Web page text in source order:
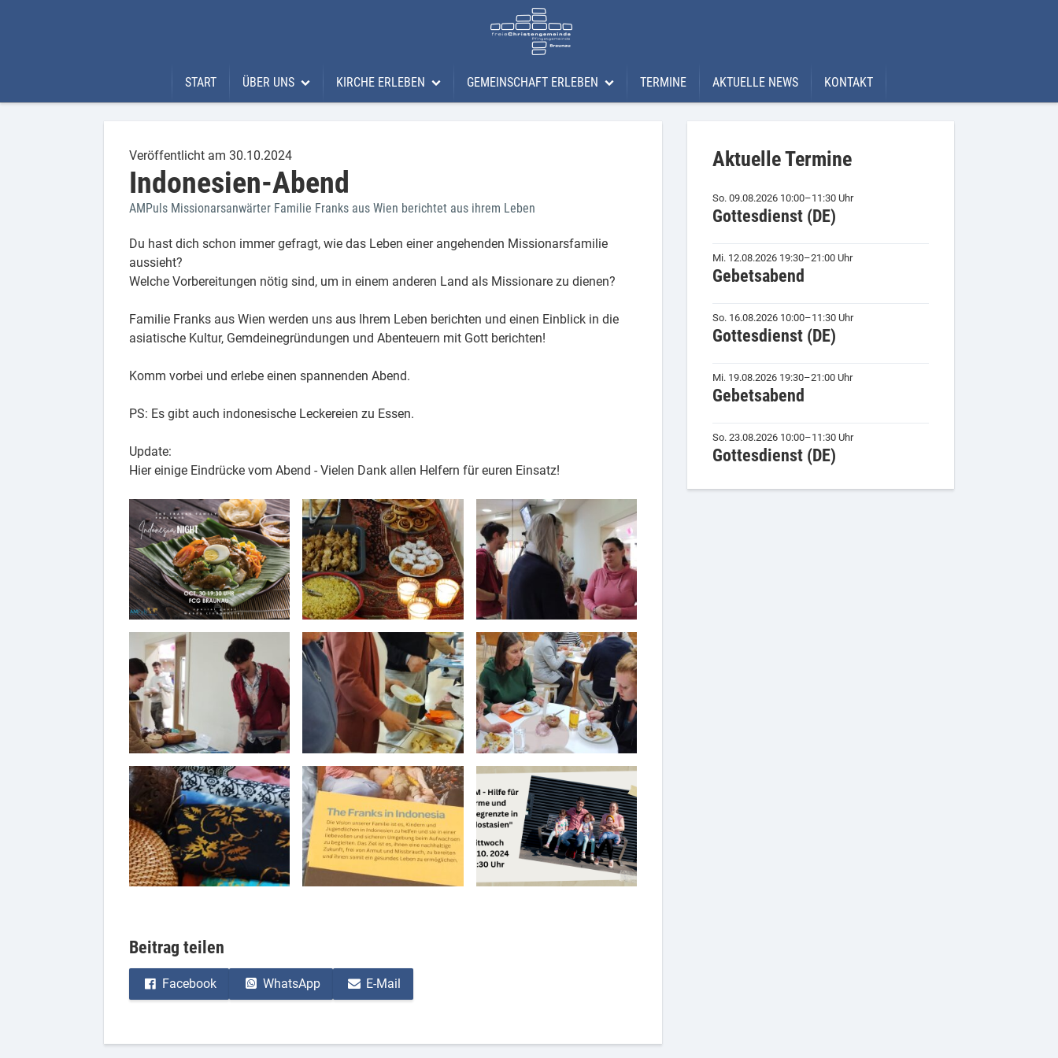
START ÜBER UNS
Was uns ausmacht
Unser Pastoralteam
Unsere Kirchenbewegung
KIRCHE ERLEBEN
Livestream
Rhema Bibelschule
Alphakurs
GEMEINSCHAFT ERLEBEN
Lifegroups
anMUTIG Frauendienst
Men´s Experience
TERMINE AKTUELLE NEWS KONTAKT
Veröffentlicht am 30.10.2024
Indonesien-Abend
AMPuls Missionarsanwärter Familie Franks aus Wien berichtet aus ihrem Leben
Du hast dich schon immer gefragt, wie das Leben einer angehenden Missionarsfamilie
aussieht?
Welche Vorbereitungen nötig sind, um in einem anderen Land als Missionare zu dienen?
Familie Franks aus Wien werden uns aus Ihrem Leben berichten und einen Einblick in die
asiatische Kultur, Gemdeinegründungen und Abenteuern mit Gott berichten!
Komm vorbei und erlebe einen spannenden Abend.
PS: Es gibt auch indonesische Leckereien zu Essen.
Update:
Hier einige Eindrücke vom Abend - Vielen Dank allen Helfern für euren Einsatz!
Beitrag teilen
Facebook WhatsApp E-Mail
Aktuelle Termine
So. 09.08.2026 10:00–11:30 Uhr
Gottesdienst (DE)
Mi. 12.08.2026 19:30–21:00 Uhr
Gebetsabend
So. 16.08.2026 10:00–11:30 Uhr
Gottesdienst (DE)
Mi. 19.08.2026 19:30–21:00 Uhr
Gebetsabend
So. 23.08.2026 10:00–11:30 Uhr
Gottesdienst (DE)